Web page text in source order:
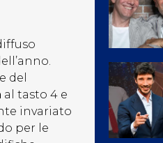
del
al tasto 4 e
invariato
per le